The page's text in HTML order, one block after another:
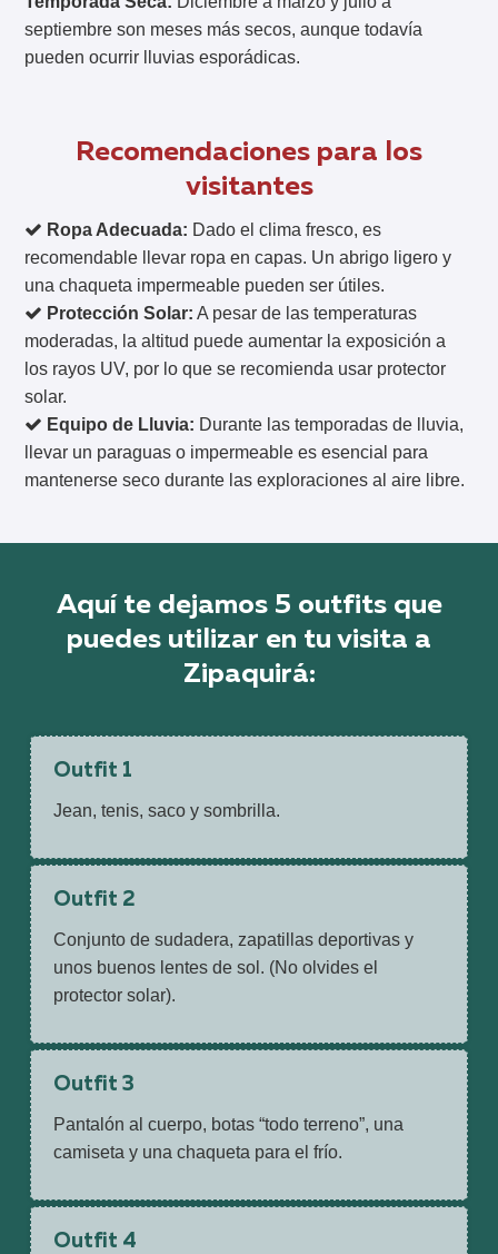
septiembre son meses más secos, aunque todavía
pueden ocurrir lluvias esporádicas.
Recomendaciones para los
visitantes
Ropa Adecuada: Dado el clima fresco, es
recomendable llevar ropa en capas. Un abrigo ligero y
una chaqueta impermeable pueden ser útiles.
Protección Solar: A pesar de las temperaturas
moderadas, la altitud puede aumentar la exposición a
los rayos UV, por lo que se recomienda usar protector
solar.
Equipo de Lluvia: Durante las temporadas de lluvia,
llevar un paraguas o impermeable es esencial para
mantenerse seco durante las exploraciones al aire libre.
Aquí te dejamos 5 outfits que
puedes utilizar en tu visita a
Zipaquirá:
Outfit 1
Jean, tenis, saco y sombrilla.
Outfit 2
Conjunto de sudadera, zapatillas deportivas y
unos buenos lentes de sol. (No olvides el
protector solar).
Outfit 3
Pantalón al cuerpo, botas “todo terreno”, una
camiseta y una chaqueta para el frío.
Outfit 4